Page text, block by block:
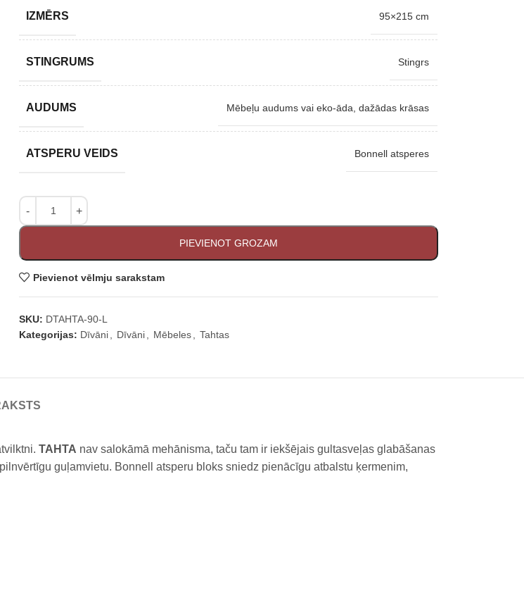
IZMĒRS 95×215 cm
STINGRUMS Stingrs
AUDUMS Mēbeļu audums vai eko-āda, dažādas krāsas
ATSPERU VEIDS Bonnell atsperes
PIEVIENOT GROZAM
Pievienot vēlmju sarakstam
SKU: DTAHTA-90-L
Kategorijas: Dīvāni Dīvāni Mēbeles Tahtas
TAHTA nav salokāmā mehānisma, taču tam ir iekšējais gultasveļas glabāšanas
guļamvietu. Bonnell atsperu bloks sniedz pienācīgu atbalstu ķermenim,